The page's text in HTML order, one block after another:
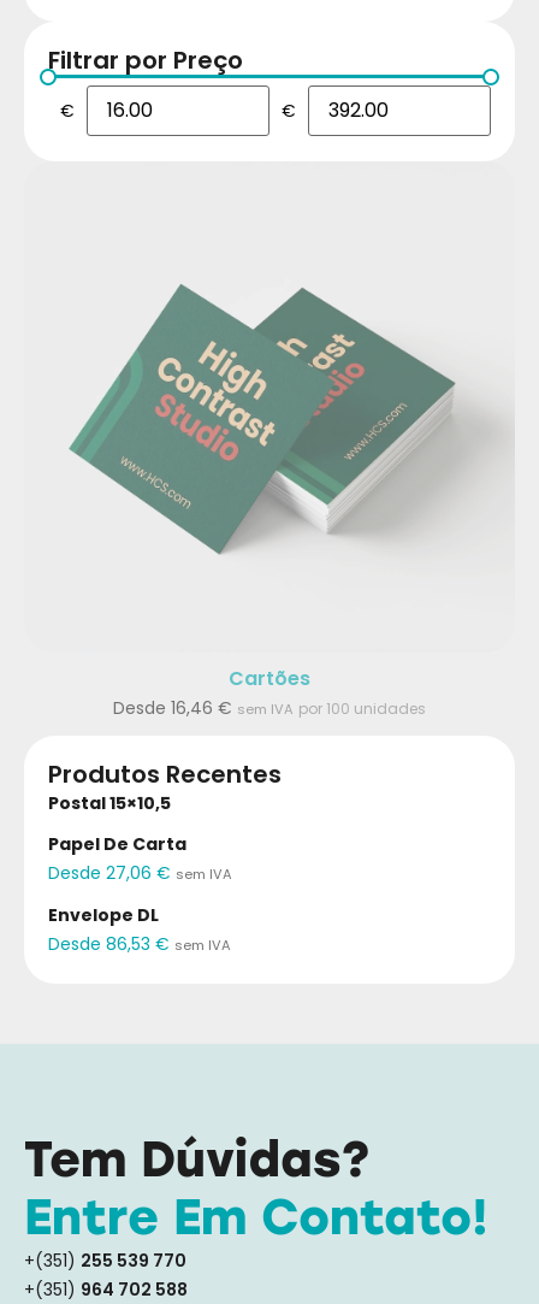
Filtrar por Preço
€ €
Cartões
Desde 16,46 € sem IVA por 100 unidades
Produtos Recentes
Postal 15×10,5
Papel De Carta
Desde 27,06 € sem IVA
Envelope DL
Desde 86,53 € sem IVA
Tem Dúvidas?
Entre Em Contato!
+(351) 255 539 770
+(351) 964 702 588